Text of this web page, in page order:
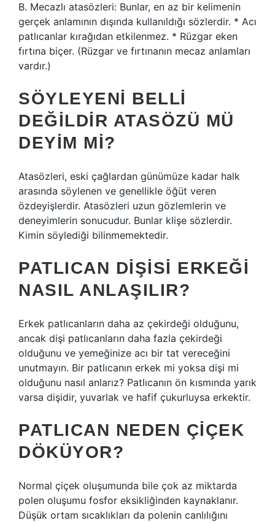
B. Mecazlı atasözleri: Bunlar, en az bir kelimenin
gerçek anlamının dışında kullanıldığı sözlerdir. * Acı
patlıcanlar kırağıdan etkilenmez. * Rüzgar eken
fırtına biçer. (Rüzgar ve fırtınanın mecaz anlamları
vardır.)
SÖYLEYENI BELLI
DEĞILDIR ATASÖZÜ MÜ
DEYIM MI?
Atasözleri, eski çağlardan günümüze kadar halk
arasında söylenen ve genellikle öğüt veren
özdeyişlerdir. Atasözleri uzun gözlemlerin ve
deneyimlerin sonucudur. Bunlar klişe sözlerdir.
Kimin söylediği bilinmemektedir.
PATLICAN DIŞISI ERKEĞI
NASIL ANLAŞILIR?
Erkek patlıcanların daha az çekirdeği olduğunu,
ancak dişi patlıcanların daha fazla çekirdeği
olduğunu ve yemeğinize acı bir tat vereceğini
unutmayın. Bir patlıcanın erkek mi yoksa dişi mi
olduğunu nasıl anlarız? Patlıcanın ön kısmında yarık
varsa dişidir, yuvarlak ve hafif çukurluysa erkektir.
PATLICAN NEDEN ÇIÇEK
DÖKÜYOR?
Normal çiçek oluşumunda bile çok az miktarda
polen oluşumu fosfor eksikliğinden kaynaklanır.
Düşük ortam sıcaklıkları da polenin canlılığını